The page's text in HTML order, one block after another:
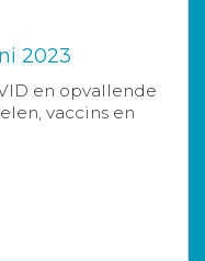
2023
en opvallende
vaccins en